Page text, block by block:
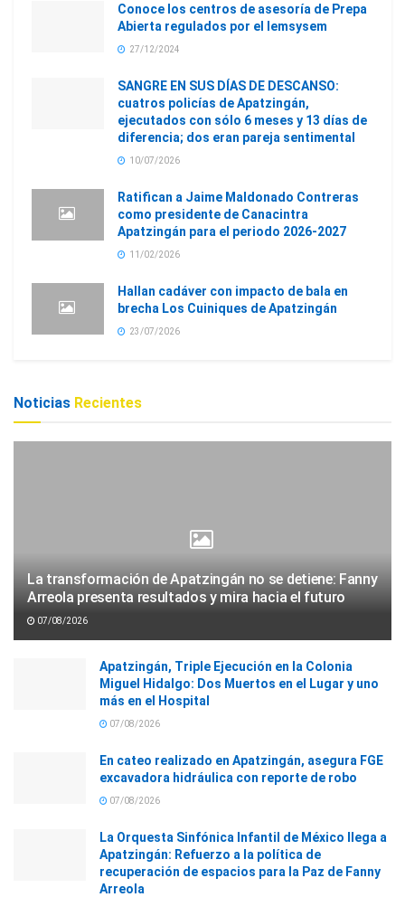
Conoce los centros de asesoría de Prepa
Abierta regulados por el Iemsysem
27/12/2024
SANGRE EN SUS DÍAS DE DESCANSO:
cuatros policías de Apatzingán,
ejecutados con sólo 6 meses y 13 días de
diferencia; dos eran pareja sentimental
10/07/2026
Ratifican a Jaime Maldonado Contreras
como presidente de Canacintra
Apatzingán para el periodo 2026-2027
11/02/2026
Hallan cadáver con impacto de bala en
brecha Los Cuiniques de Apatzingán
23/07/2026
Noticias Recientes
La transformación de Apatzingán no se detiene: Fanny
Arreola presenta resultados y mira hacia el futuro
07/08/2026
Apatzingán, Triple Ejecución en la Colonia
Miguel Hidalgo: Dos Muertos en el Lugar y uno
más en el Hospital
07/08/2026
En cateo realizado en Apatzingán, asegura FGE
excavadora hidráulica con reporte de robo
07/08/2026
La Orquesta Sinfónica Infantil de México llega a
Apatzingán: Refuerzo a la política de
recuperación de espacios para la Paz de Fanny
Arreola